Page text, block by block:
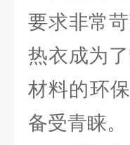
要求非常
热衣成为
材料的环
备受青睐。